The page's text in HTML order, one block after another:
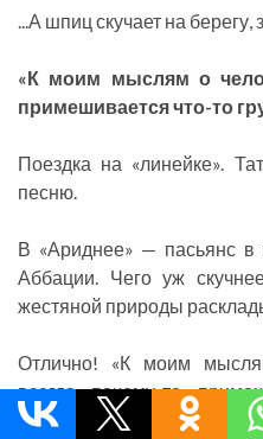
...А шпиц скучает на
«К моим мыслям о
примешивается что-то
Поездка на «линейке».
песню.
В «Ариднее» — пасьянс в
Аббации. Чего уж
жестяной природы
Отлично! «К моим
всегда почему-то
(«Крыжовник»). Какую